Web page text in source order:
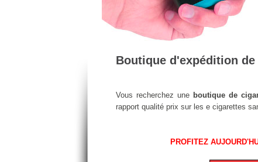
Boutique d'expédition
Vous recherchez une boutique de
rapport qualité prix sur les e cigarettes
PROFITEZ